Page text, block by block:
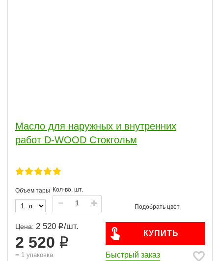
Масло для наружных и внутренних
работ D-WOOD Стокгольм
Объем тары Кол-во, шт.
Цена: 2 520 /шт.
2 520
= 1 упаковка
КУПИТЬ
Быстрый заказ